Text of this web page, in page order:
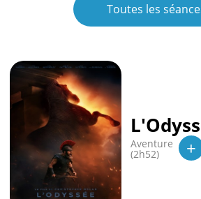
Toutes les
Aventure
(2h52) +